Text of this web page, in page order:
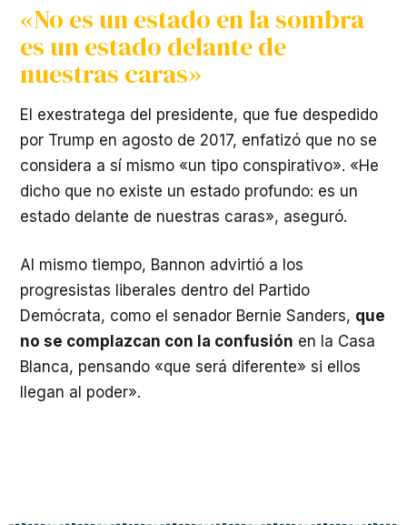
«No es un estado en la sombra
es un estado delante de
nuestras caras»
El exestratega del presidente, que fue despedido
por Trump en agosto de 2017, enfatizó que no se
considera a sí mismo «un tipo conspirativo». «He
dicho que no existe un estado profundo: es un
estado delante de nuestras caras», aseguró.
Al mismo tiempo, Bannon advirtió a los
progresistas liberales dentro del Partido
Demócrata, como el senador Bernie Sanders, que
no se complazcan con la confusión en la Casa
Blanca, pensando «que será diferente» si ellos
llegan al poder».